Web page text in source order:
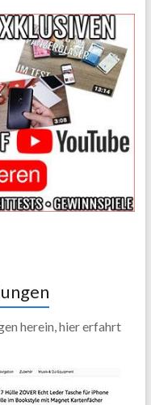
herein, hier erfahrt